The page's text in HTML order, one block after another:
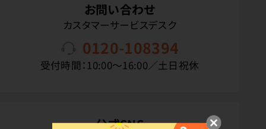
お問い合わせ
カスタマーサービスデスク
0120-108394
受付時間：10:00〜16:00／土日祝休
公式SNS